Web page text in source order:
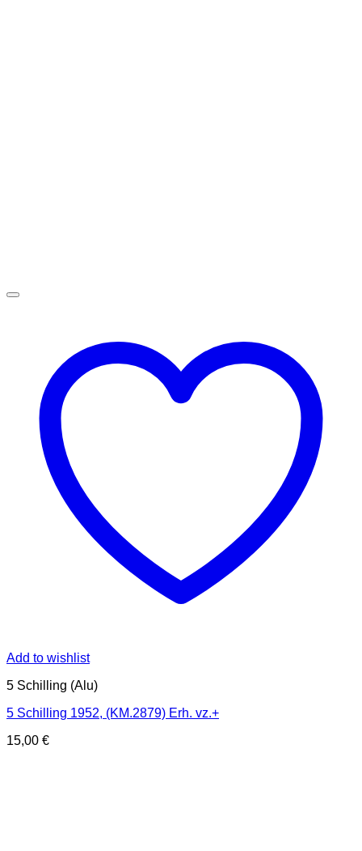
Add to wishlist
5 Schilling (Alu)
5 Schilling 1952, (KM.2879) Erh. vz.+
15,00 €